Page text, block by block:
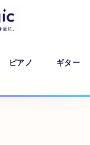
ピアノ ギター